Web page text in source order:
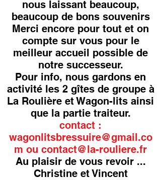
nous laissant beaucoup,
beaucoup de bons souvenirs
Merci encore pour tout et on
compte sur vous pour le
meilleur accueil possible de
notre successeur.
Pour info, nous gardons en
activité les 2 gîtes de groupe à
La Roulière et Wagon-lits ainsi
que la partie traiteur.
contact :
wagonlitsbressuire@gmail.co
m ou contact@la-rouliere.fr
Au plaisir de vous revoir ...
Christine et Vincent